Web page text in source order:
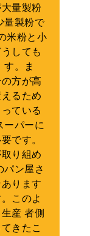
量製粉
量製粉で
米粉と小
しても
す。ま
方が高
るため
ている
ーパーに
です。
り組め
パン屋さ
ります
このよ
産 者側
きたこ